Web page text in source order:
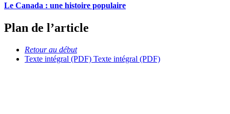
Le Canada : une histoire populaire
Plan de l’article
Retour au début
Texte intégral (PDF) Texte intégral (PDF)